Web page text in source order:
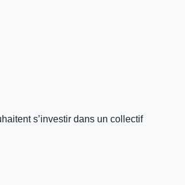
s’investir dans un collectif